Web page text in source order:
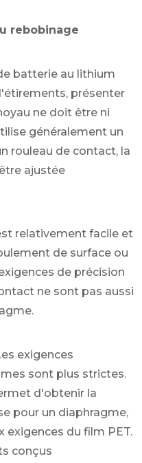
rebobinage
batterie au lithium
présenter
ne doit être ni
généralement un
rouleau de contact, la
ajustée
relativement facile et
de surface ou
de précision
ne sont pas aussi
exigences
sont plus strictes.
d'obtenir la
pour un diaphragme,
exigences du film PET.
conçus